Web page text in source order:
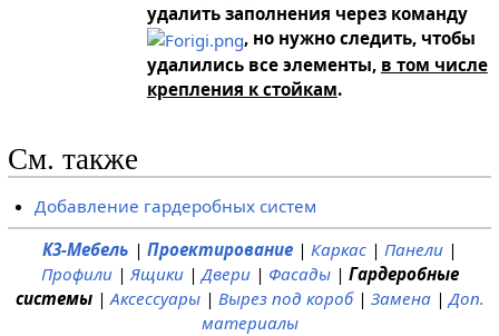
удалить заполнения через команду
, но нужно следить, чтобы
удалились все элементы, в том числе
крепления к стойкам.
См. также
Добавление гардеробных систем
К3-Мебель | Проектирование | Каркас | Панели |
Профили|Ящики|Двери| Фасады| Гардеробные
системы|Аксессуары| Вырез под короб| Замена|Доп.
материалы